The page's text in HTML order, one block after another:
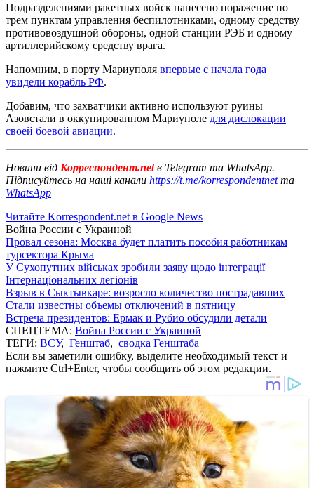
Подразделениями ракетных войск нанесено поражение по
трем пунктам управления беспилотниками, одному средству
противовоздушной обороны, одной станции РЭБ и одному
артиллерийскому средству врага.
Напомним, в порту Мариуполя впервые с начала года
увидели корабль РФ.
Добавим, что захватчики активно используют руины
Азовстали в оккупированном Мариуполе для дислокации
своей боевой авиации.
Новини від Корреспондент.netв Telegram та WhatsApp.
Підписуйтесь на наші канали https://t.me/korrespondentnetта
WhatsApp
Читайте Korrespondent.net в Google News
Война России с Украиной
Провал сезона: Москва будет платить пособия работникам
турсектора Крыма
У Сухопутних військах зробили заяву щодо інтеграції
Інтернаціональних легіонів
Взрыв в Сыктывкаре: возросло количество пострадавших
Стали известны объемы отключений в пятницу
Встреча президентов: Ермак и Рубио обсудили детали
СПЕЦТЕМА: Война России с Украиной
ТЕГИ: ВСУ, Генштаб, сводка Генштаба
Если вы заметили ошибку, выделите необходимый текст и
нажмите Ctrl+Enter, чтобы сообщить об этом редакции.